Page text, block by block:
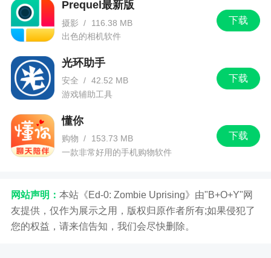
下载
Prequel最新版
摄影 /
116.38 MB
出色的相机软件
下载
光环助手
安全 / 42.52 MB
游戏辅助工具
下载
懂你
购物 /
153.73 MB
一款非常好用的手机购物软件
网站声明： 本站《Ed-0: Zombie Uprising》由"B+O+Y"网
友提供，仅作为展示之用，版权归原作者所有;如果侵犯了
您的权益，请来信告知，我们会尽快删除。